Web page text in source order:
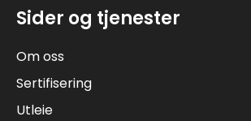
Sider og tjenester
Om oss
Sertifisering
Utleie